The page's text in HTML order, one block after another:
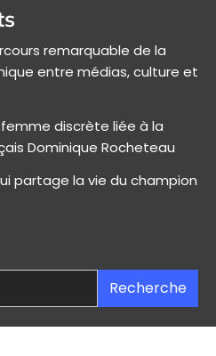
remarquable de la
entre médias, culture et
discrète liée à la
Dominique Rocheteau
partage la vie du champion
Recherche